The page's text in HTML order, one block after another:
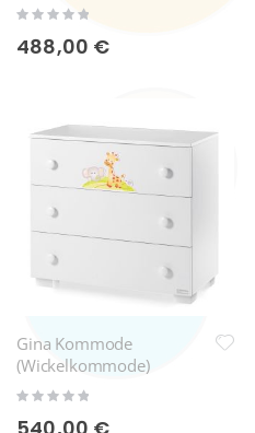
Rating:
488,00 €
Gina Kommode
(Wickelkommode)
Rating: